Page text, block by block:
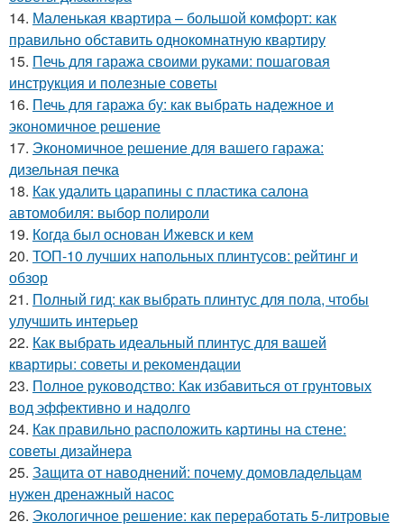
14. Маленькая квартира – большой комфорт: как
правильно обставить однокомнатную квартиру
15. Печь для гаража своими руками: пошаговая
инструкция и полезные советы
16. Печь для гаража бу: как выбрать надежное и
экономичное решение
17. Экономичное решение для вашего гаража:
дизельная печка
18. Как удалить царапины с пластика салона
автомобиля: выбор полироли
19. Когда был основан Ижевск и кем
20. ТОП-10 лучших напольных плинтусов: рейтинг и
обзор
21. Полный гид: как выбрать плинтус для пола, чтобы
улучшить интерьер
22. Как выбрать идеальный плинтус для вашей
квартиры: советы и рекомендации
23. Полное руководство: Как избавиться от грунтовых
вод эффективно и надолго
24. Как правильно расположить картины на стене:
советы дизайнера
25. Защита от наводнений: почему домовладельцам
нужен дренажный насос
26. Экологичное решение: как переработать 5-литровые